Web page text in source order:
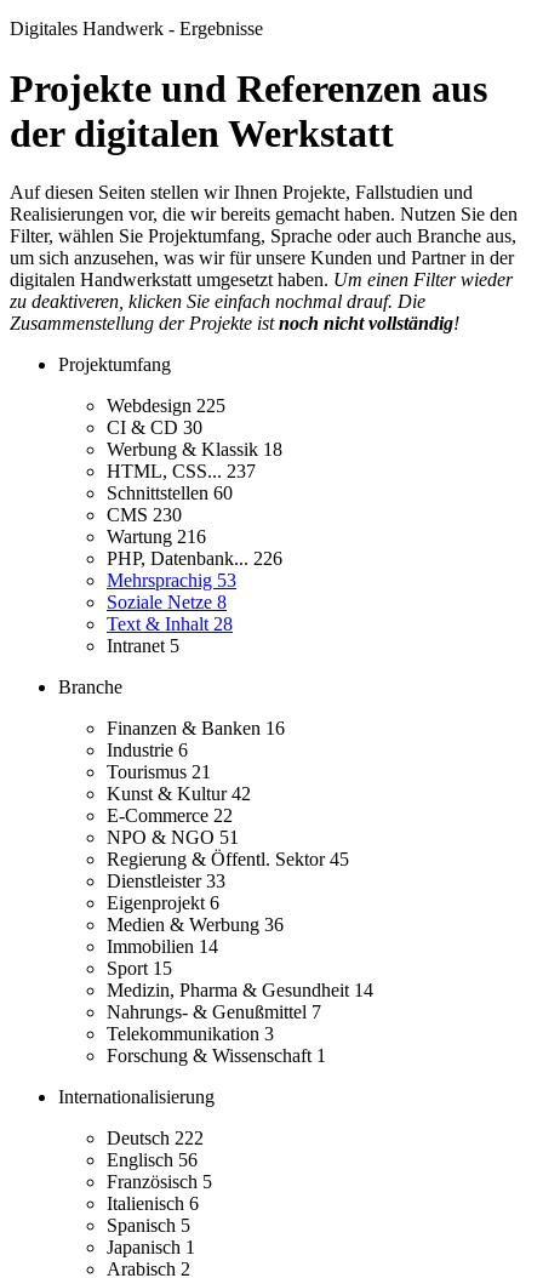
Digitales Handwerk - Ergebnisse
Projekte und Referenzen aus
der digitalen Werkstatt
Auf diesen Seiten stellen wir Ihnen Projekte, Fallstudien und
Realisierungen vor, die wir bereits gemacht haben. Nutzen Sie den
Filter, wählen Sie Projektumfang, Sprache oder auch Branche aus,
um sich anzusehen, was wir für unsere Kunden und Partner in der
digitalen Handwerkstatt umgesetzt haben. Um einen Filter wieder
zu deaktiveren, klicken Sie einfach nochmal drauf. Die
Zusammenstellung der Projekte istnoch nicht vollständig!
Projektumfang
Webdesign 225
CI & CD 30
Werbung & Klassik 18
HTML, CSS... 237
Schnittstellen 60
CMS 230
Wartung 216
PHP, Datenbank... 226
Mehrsprachig 53
Soziale Netze 8
Text & Inhalt 28
Intranet 5
Branche
Finanzen & Banken 16
Industrie 6
Tourismus 21
Kunst & Kultur42
E-Commerce 22
NPO & NGO 51
Regierung & Öffentl. Sektor45
Dienstleister33
Eigenprojekt 6
Medien & Werbung 36
Immobilien 14
Sport 15
Medizin, Pharma & Gesundheit 14
Nahrungs- & Genußmittel 7
Telekommunikation 3
Forschung & Wissenschaft 1
Internationalisierung
Deutsch 222
Englisch 56
Französisch 5
Italienisch 6
Spanisch 5
Japanisch 1
Arabisch 2